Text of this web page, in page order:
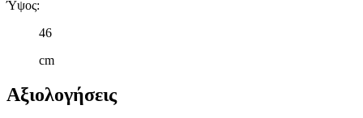
κυκλοφορία μας. Εμείς και οι 1022 συνεργάτες μας
προσωπικά σας δεδομένα, π.χ. τη διεύθυνση IP σας,
να έχουμε πρόσβαση σε πληροφορίες στη συσκευή σας, με σκοπό
μετρήσεις σχετικά με διαφημίσεις και περιεχόμενο, την καλύτερη
εικόνα του κοινού μας και την ανάπτυξη προϊόντων. Επίσης,
Ύψος:
46
cm
Αξιολογήσεις